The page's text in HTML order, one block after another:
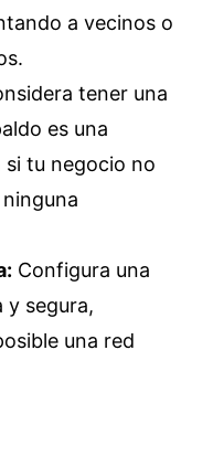
a vecinos o
tener una
es una
tu negocio no
Configura una
y segura,
una red